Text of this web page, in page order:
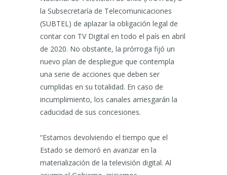
la Subsecretaría de Telecomunicaciones
(SUBTEL) de aplazar la obligación legal de
contar con TV Digital en todo el país en abril
de 2020. No obstante, la prórroga fijó un
nuevo plan de despliegue que contempla
una serie de acciones que deben ser
cumplidas en su totalidad. En caso de
incumplimiento, los canales arriesgarán la
caducidad de sus concesiones.
“Estamos devolviendo el tiempo que el
Estado se demoró en avanzar en la
materialización de la televisión digital. Al